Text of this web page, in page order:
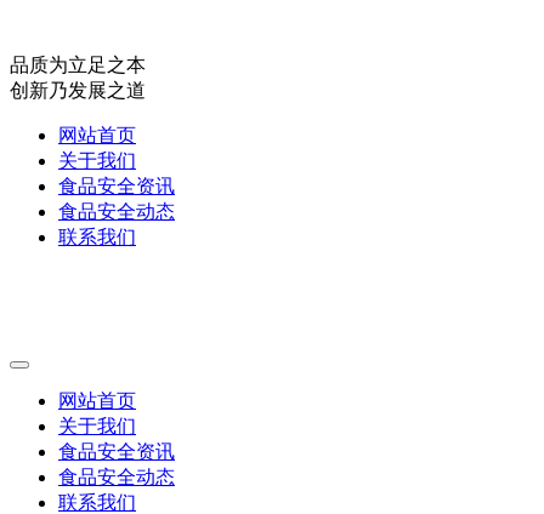
品质为立足之本
创新乃发展之道
网站首页
关于我们
食品安全资讯
食品安全动态
联系我们
网站首页
关于我们
食品安全资讯
食品安全动态
联系我们